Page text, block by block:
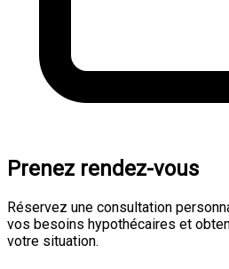
Prenez rendez-vous
Réservez une consultation
vos besoins hypothécaires et
votre situation.